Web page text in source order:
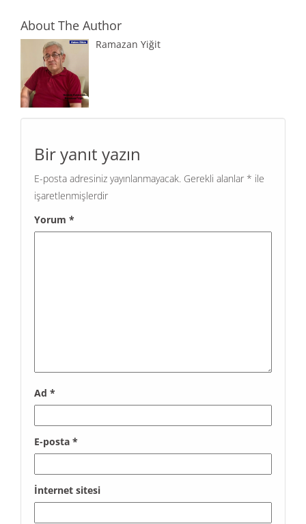
About The Author
Ramazan Yiğit
Bir yanıt yazın
E-posta adresiniz yayınlanmayacak. Gerekli alanlar * ile
işaretlenmişlerdir
Yorum *
Ad *
E-posta *
İnternet sitesi